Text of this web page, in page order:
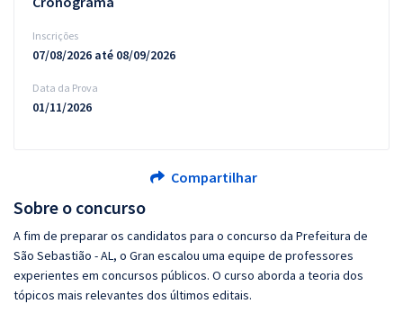
Sobre o concurso
A fim de preparar os candidatos para o concurso da Prefeitura de
São Sebastião - AL, o Gran escalou uma equipe de professores
experientes em concursos públicos. O curso aborda a teoria dos
tópicos mais relevantes dos últimos editais.
Inscrições
07/08/2026 até 08/09/2026
Data da Prova
01/11/2026
Compartilhar